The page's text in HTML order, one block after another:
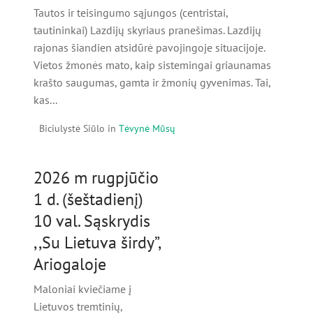
Tautos ir teisingumo sąjungos (centristai,
tautininkai) Lazdijų skyriaus pranešimas. Lazdijų
rajonas šiandien atsidūrė pavojingoje situacijoje.
Vietos žmonės mato, kaip sistemingai griaunamas
krašto saugumas, gamta ir žmonių gyvenimas. Tai,
kas...
Biciulystė Siūlo in Tėvynė Mūsų
2026 m rugpjūčio
1 d. (šeštadienį)
10 val. Sąskrydis
,,Su Lietuva širdy”,
Ariogaloje
Maloniai kviečiame į
Lietuvos tremtinių,